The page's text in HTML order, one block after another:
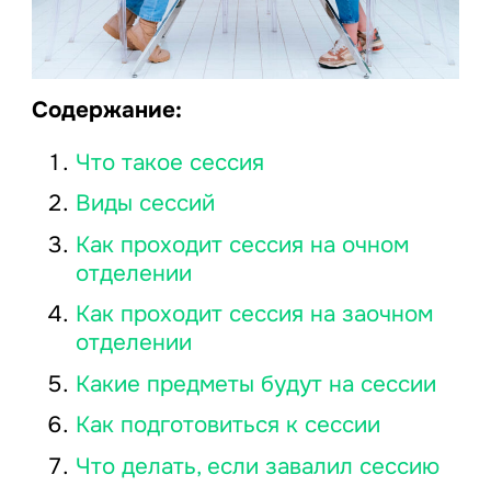
Содержание:
Что такое сессия
Виды сессий
Как проходит сессия на очном
отделении
Как проходит сессия на заочном
отделении
Какие предметы будут на сессии
Как подготовиться к сессии
Что делать, если завалил сессию